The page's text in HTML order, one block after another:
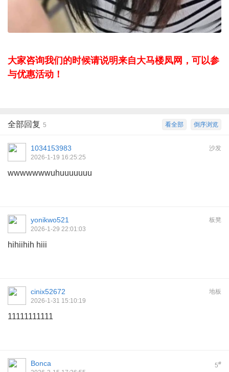
大家咨询我们的时候请说明来自大马楼凤网，可以参
与优惠活动！
倒序浏览
看全部
全部回复 5
沙发
1034153983
2026-1-19 16:25:25
wwwwwwwuhuuuuuuu
板凳
yonikwo521
2026-1-29 22:01:03
hihiihih hiii
地板
cinix52672
2026-1-31 15:10:19
11111111111
5#
Bonca